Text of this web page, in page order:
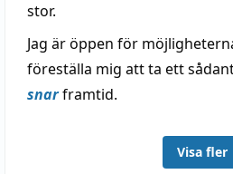
stor.
Jag är öppen för
föreställa mig att ta ett
snarframtid.
Visa fler